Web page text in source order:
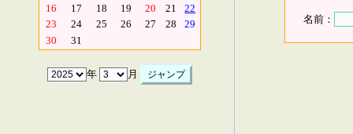
16
17 18 19 20 21
22
23
24 25 26 27 28
29
30
31
年 月
名前：